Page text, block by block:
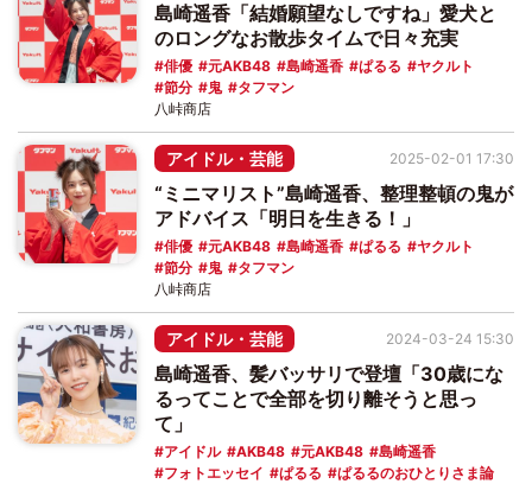
島崎遥香「結婚願望なしですね」愛犬と
のロングなお散歩タイムで日々充実
俳優 元AKB48 島崎遥香 ぱるる
ヤクルト
節分
鬼 タフマン
八峠商店
アイドル・芸能
“ミニマリスト”島崎遥香、整理整頓の鬼が
アドバイス「明日を生きる！」
俳優 元AKB48 島崎遥香 ぱるる
ヤクルト
節分
鬼 タフマン
2025-02-01 17:30
八峠商店
アイドル・芸能
島崎遥香、髪バッサリで登壇「30歳にな
るってことで全部を切り離そうと思っ
て」
アイドル AKB48 元AKB48
島崎遥香
フォトエッセイ
ぱるる
ぱるるのおひとりさま論
2024-03-24 15:30